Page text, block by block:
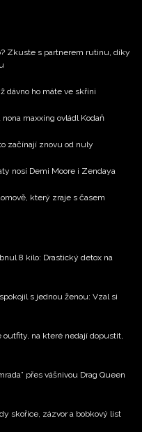
Zkuste s partnerem rutinu, díky
dávno ho máte ve skříni
maxxing ovládl Kodaň
začínají znovu od nuly
nosí Demi Moore i Zendaya
který zraje s časem
8 kilo: Drastický detox na
s jednou ženou: Vzal si
na které nedají dopustit,
přes vášnivou Drag Queen
skořice, zázvor a bobkový list